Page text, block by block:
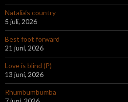
Natalia’s country
5 juli, 2026
Best foot forward
21 juni, 2026
Love is blind (P)
13 juni, 2026
Rhumbumbumba